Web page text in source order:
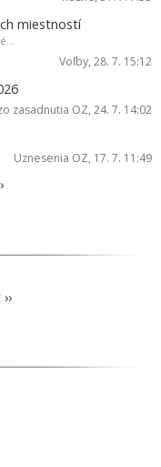
miestností
Voľby, 28. 7. 15:12
zasadnutia OZ, 24. 7. 14:02
Uznesenia OZ, 17. 7. 11:49